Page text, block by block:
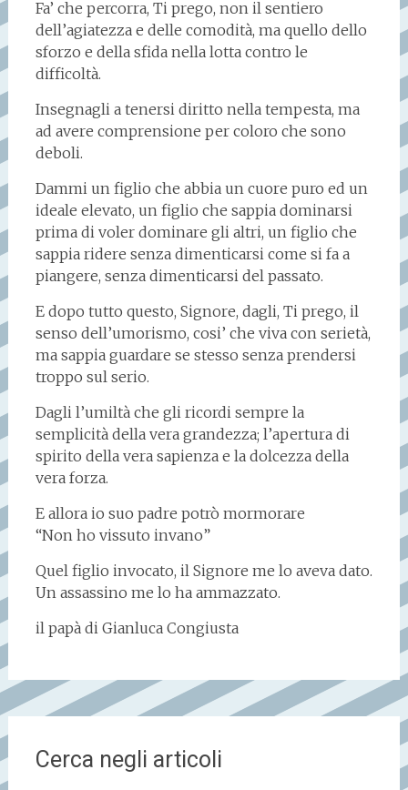
Fa’ che percorra, Ti prego, non il sentiero
dell’agiatezza e delle comodità, ma quello dello
sforzo e della sfida nella lotta contro le
difficoltà.
Insegnagli a tenersi diritto nella tempesta, ma
ad avere comprensione per coloro che sono
deboli.
Dammi un figlio che abbia un cuore puro ed un
ideale elevato, un figlio che sappia dominarsi
prima di voler dominare gli altri, un figlio che
sappia ridere senza dimenticarsi come si fa a
piangere, senza dimenticarsi del passato.
E dopo tutto questo, Signore, dagli, Ti prego, il
senso dell’umorismo, cosi’ che viva con serietà,
ma sappia guardare se stesso senza prendersi
troppo sul serio.
Dagli l’umiltà che gli ricordi sempre la
semplicità della vera grandezza; l’apertura di
spirito della vera sapienza e la dolcezza della
vera forza.
E allora io suo padre potrò mormorare
“Non ho vissuto invano”
Quel figlio invocato, il Signore me lo aveva dato.
Un assassino me lo ha ammazzato.
il papà di Gianluca Congiusta
Cerca negli articoli